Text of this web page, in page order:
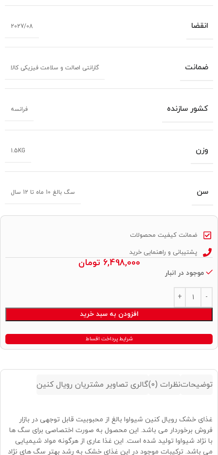
انقضا 2027/08
ضمانت گارانتی اصالت و سلامت فیزیکی کالا
کشور سازنده فرانسه
وزن 1.5KG
سن سگ بالغ 10 ماه تا 12 سال
ضمانت کیفیت محصولات
پشتیبانی و راهنمایی خرید
6,498,000 تومان
موجود در انبار
افزودن به سبد خرید
Alternative:
شرایط پرداخت اقساط
توضیحاتنظرات (0) گالری تصاویر مشتریان رویال کنین
غذای خشک رویال کنین شیواوا بالغ از محبوبیت قابل توجهی در بازار
فروش برخوردار می باشد. این محصول به صورت اختصاصی برای سگ ها
با نژاد شیواوا تولید شده است. این غذا عاری از هرگونه مواد شیمیایی
می باشد. ترکیبات موجود در این غذای خشک به رشد بهتر سگ های نژاد